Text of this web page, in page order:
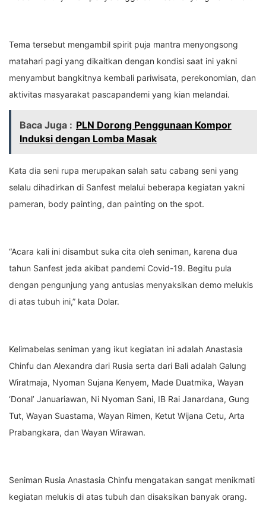
Tema tersebut mengambil spirit puja mantra menyongsong
matahari pagi yang dikaitkan dengan kondisi saat ini yakni
menyambut bangkitnya kembali pariwisata, perekonomian, dan
aktivitas masyarakat pascapandemi yang kian melandai.
Baca Juga : PLN Dorong Penggunaan Kompor
Induksi dengan Lomba Masak
Kata dia seni rupa merupakan salah satu cabang seni yang
selalu dihadirkan di Sanfest melalui beberapa kegiatan yakni
pameran, body painting, dan painting on the spot.
“Acara kali ini disambut suka cita oleh seniman, karena dua
tahun Sanfest jeda akibat pandemi Covid-19. Begitu pula
dengan pengunjung yang antusias menyaksikan demo melukis
di atas tubuh ini,” kata Dolar.
Kelimabelas seniman yang ikut kegiatan ini adalah Anastasia
Chinfu dan Alexandra dari Rusia serta dari Bali adalah Galung
Wiratmaja, Nyoman Sujana Kenyem, Made Duatmika, Wayan
‘Donal’ Januariawan, Ni Nyoman Sani, IB Rai Janardana, Gung
Tut, Wayan Suastama, Wayan Rimen, Ketut Wijana Cetu, Arta
Prabangkara, dan Wayan Wirawan.
Seniman Rusia Anastasia Chinfu mengatakan sangat menikmati
kegiatan melukis di atas tubuh dan disaksikan banyak orang.